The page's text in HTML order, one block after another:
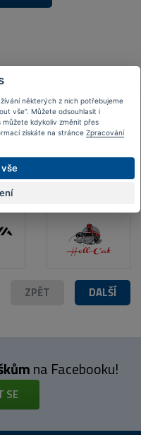
DALŠÍ
ZPĚT
na Facebooku!
SE
některých z nich potřebujeme
vše“. Můžete odsouhlasit i
můžete kdykoliv změnit přes
získáte na stránce Zpracování
vše